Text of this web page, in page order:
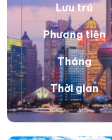
Lưu trú
Phương tiện
Tháng
Thời gian